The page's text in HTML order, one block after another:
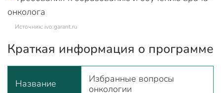
Источник: ivo.garant.ru
Краткая информация о программе
Название
Избранные вопросы
онкологии